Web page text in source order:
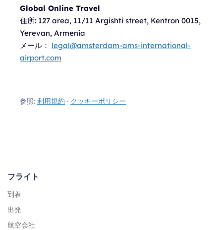
Global Online Travel
住所: 127 area, 11/11 Argishti street, Kentron 0015,
Yerevan, Armenia
メール： legal@amsterdam-ams-international-
airport.com
参照: 利用規約 · クッキーポリシー
フライト
到着
出発
航空会社